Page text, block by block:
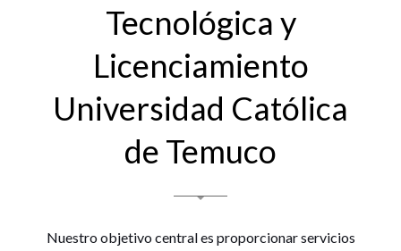
Tecnológica y
Licenciamiento
Universidad Católica
de Temuco
Nuestro objetivo central es proporcionar servicios